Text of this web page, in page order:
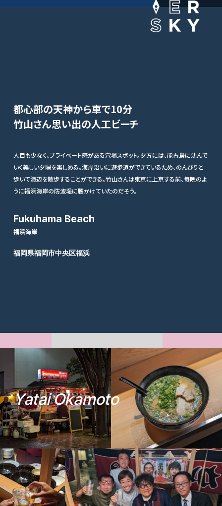
都心部の天神から車で10分
竹山さん思い出の人工ビーチ
人目も少なく、プライベート感がある穴場スポット。夕方には、能古島に沈んで
いく美しい夕陽を楽しめる。海岸沿いに遊歩道ができているため、のんびりと
歩いて海辺を散歩することができる。竹山さんは東京に上京する前、毎晩のよ
うに福浜海岸の防波堤に腰かけていたのだそう。
Fukuhama Beach
福浜海岸
福岡県福岡市中央区福浜
YataiOkamoto